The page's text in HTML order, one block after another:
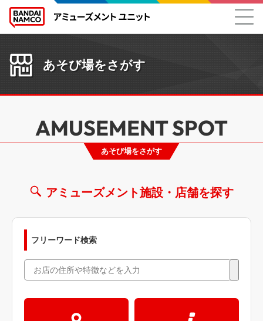
あそび場をさがす
あそび場をさがす
AMUSEMENT SPOT
アミューズメント施設・店舗を探す
フリーワード検索